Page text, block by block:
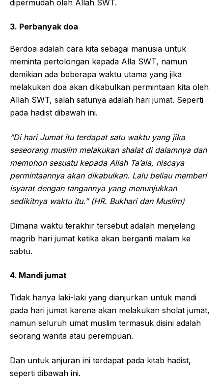
dipermudah oleh Allah SWT.
3. Perbanyak doa
Berdoa adalah cara kita sebagai manusia untuk
meminta pertolongan kepada Alla SWT, namun
demikian ada beberapa waktu utama yang jika
melakukan doa akan dikabulkan permintaan kita oleh
Allah SWT, salah satunya adalah hari jumat. Seperti
pada hadist dibawah ini.
“Di hari Jumat itu terdapat satu waktu yang jika
seseorang muslim melakukan shalat di dalamnya dan
memohon sesuatu kepada Allah Ta’ala, niscaya
permintaannya akan dikabulkan. Lalu beliau memberi
isyarat dengan tangannya yang menunjukkan
sedikitnya waktu itu.” (HR. Bukhari dan Muslim)
Dimana waktu terakhir tersebut adalah menjelang
magrib hari jumat ketika akan berganti malam ke
sabtu.
4. Mandi jumat
Tidak hanya laki-laki yang dianjurkan untuk mandi
pada hari jumat karena akan melakukan sholat jumat,
namun seluruh umat muslim termasuk disini adalah
seorang wanita atau perempuan.
Dan untuk anjuran ini terdapat pada kitab hadist,
seperti dibawah ini.